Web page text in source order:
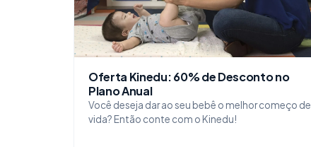
Oferta Kinedu: 60% de Desconto no
Plano Anual
Você deseja dar ao seu bebê o melhor começo de
vida? Então conte com o Kinedu!